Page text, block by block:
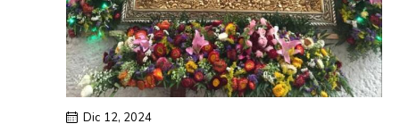
Dic 12, 2024